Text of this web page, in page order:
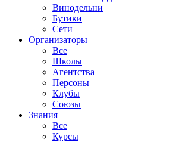
Винодельни
Бутики
Сети
Организаторы
Все
Школы
Агентства
Персоны
Клубы
Союзы
Знания
Все
Курсы